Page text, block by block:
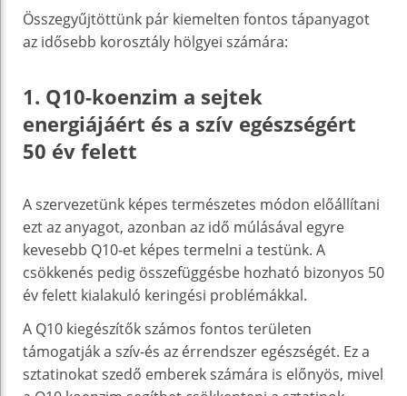
Összegyűjtöttünk pár kiemelten fontos tápanyagot
az idősebb korosztály hölgyei számára:
1. Q10-koenzim a sejtek
energiájáért és a szív egészségért
50 év felett
A szervezetünk képes természetes módon előállítani
ezt az anyagot, azonban az idő múlásával egyre
kevesebb Q10-et képes termelni a testünk. A
csökkenés pedig összefüggésbe hozható bizonyos 50
év felett kialakuló keringési problémákkal.
A Q10 kiegészítők számos fontos területen
támogatják a szív-és az érrendszer egészségét. Ez a
sztatinokat szedő emberek számára is előnyös, mivel